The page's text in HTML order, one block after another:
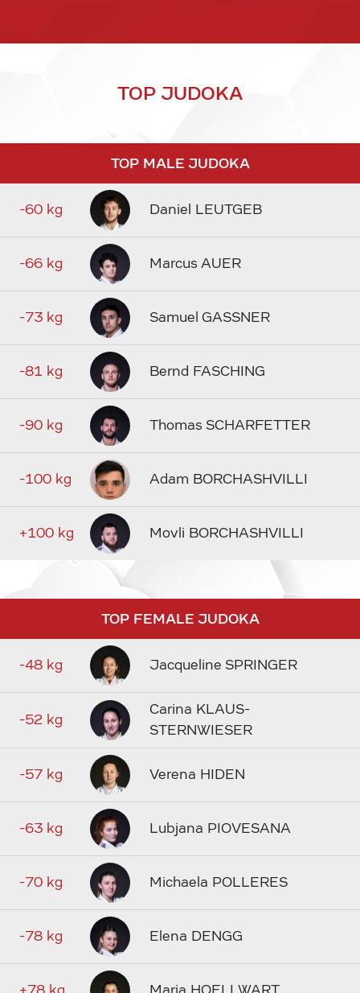
TOP JUDOKA
TOP MALE JUDOKA
-60 kg Daniel LEUTGEB
-66 kg Marcus AUER
-73 kg Samuel GASSNER
-81 kg Bernd FASCHING
-90 kg Thomas SCHARFETTER
-100 kg Adam BORCHASHVILLI
+100 kg Movli BORCHASHVILLI
TOP FEMALE JUDOKA
-48 kg Jacqueline SPRINGER
-52 kg
Carina KLAUS-
STERNWIESER
-57 kg Verena HIDEN
-63 kg Lubjana PIOVESANA
-70 kg Michaela POLLERES
-78 kg Elena DENGG